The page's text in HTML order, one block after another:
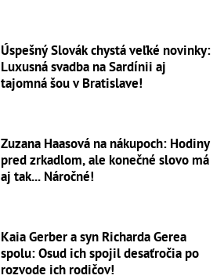
Úspešný Slovák chystá veľké novinky:
Luxusná svadba na Sardínii aj
tajomná šou v Bratislave!
Zuzana Haasová na nákupoch: Hodiny
pred zrkadlom, ale konečné slovo má
aj tak... Náročné!
Kaia Gerber a syn Richarda Gerea
spolu: Osud ich spojil desaťročia po
rozvode ich rodičov!